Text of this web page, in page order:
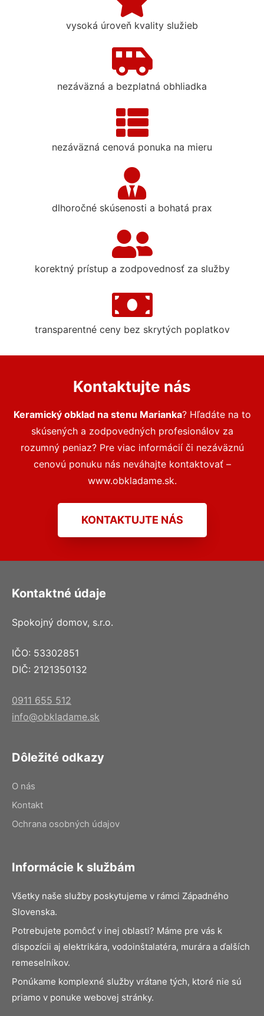
vysoká úroveň kvality služieb
nezáväzná a bezplatná obhliadka
nezáväzná cenová ponuka na mieru
dlhoročné skúsenosti a bohatá prax
korektný prístup a zodpovednosť za služby
transparentné ceny bez skrytých poplatkov
Kontaktujte nás
Keramický obklad na stenu Marianka? Hľadáte na to
skúsených a zodpovedných profesionálov za
rozumný peniaz? Pre viac informácií či nezáväznú
cenovú ponuku nás neváhajte kontaktovať –
www.obkladame.sk.
KONTAKTUJTE NÁS
Kontaktné údaje
Spokojný domov, s.r.o.
IČO: 53302851
DIČ: 2121350132
0911 655 512
info@obkladame.sk
Dôležité odkazy
O nás
Kontakt
Ochrana osobných údajov
Informácie k službám
Všetky naše služby poskytujeme v rámci Západného
Slovenska.
Potrebujete pomôcť v inej oblasti? Máme pre vás k
dispozícii aj elektrikára, vodoinštalatéra, murára a ďalších
remeselníkov.
Ponúkame komplexné služby vrátane tých, ktoré nie sú
priamo v ponuke webovej stránky.